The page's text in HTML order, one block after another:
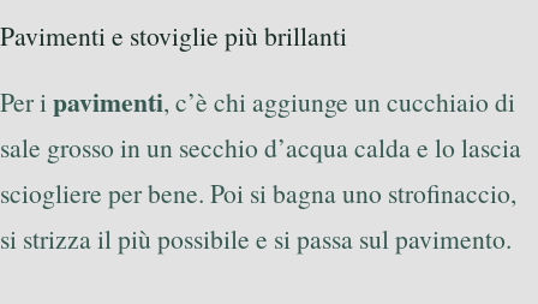
Pavimenti e stoviglie più brillanti
Per ipavimenti, c’è chi aggiunge un cucchiaio di
sale grosso in un secchio d’acqua calda e lo lascia
sciogliere per bene. Poi si bagna uno strofinaccio,
si strizza il più possibile e si passa sul pavimento.